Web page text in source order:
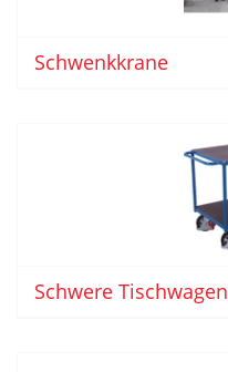
Schwenkkrane
Schwere Tischwagen